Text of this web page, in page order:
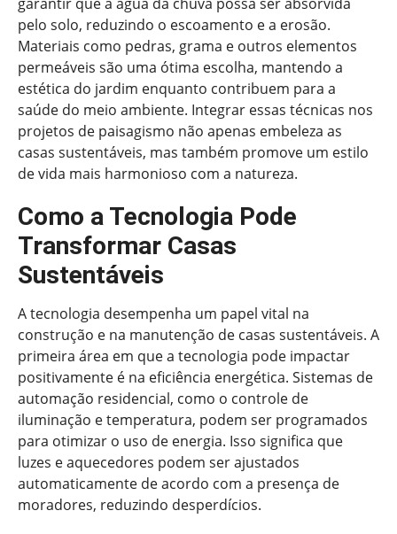
pelo solo, reduzindo o escoamento e a erosão.
Materiais como pedras, grama e outros elementos
permeáveis são uma ótima escolha, mantendo a
estética do jardim enquanto contribuem para a
saúde do meio ambiente. Integrar essas técnicas nos
projetos de paisagismo não apenas embeleza as
casas sustentáveis, mas também promove um estilo
de vida mais harmonioso com a natureza.
Como a Tecnologia Pode
Transformar Casas
Sustentáveis
A tecnologia desempenha um papel vital na
construção e na manutenção de casas sustentáveis. A
primeira área em que a tecnologia pode impactar
positivamente é na eficiência energética. Sistemas de
automação residencial, como o controle de
iluminação e temperatura, podem ser programados
para otimizar o uso de energia. Isso significa que
luzes e aquecedores podem ser ajustados
automaticamente de acordo com a presença de
moradores, reduzindo desperdícios.